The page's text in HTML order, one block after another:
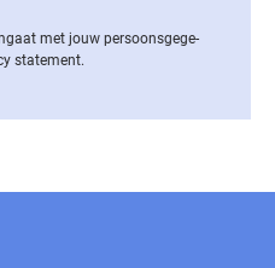
met jouw per­soons­ge­ge­
statement.